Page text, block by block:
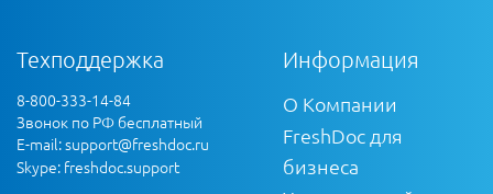
Техподдержка
8-800-333-14-84
Звонок по РФ бесплатный
E-mail:support@freshdoc.ru
Skype: freshdoc.support
Информация
О Компании
FreshDoc для
бизнеса